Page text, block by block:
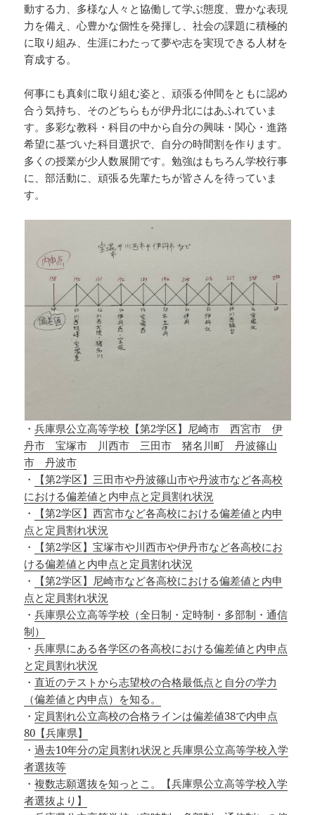
動する力、多様な人々と協働して学ぶ態度、豊かな表現
力を備え、心豊かな個性を発揮し、社会の課題に積極的
に取り組み、生涯にわたって夢や志を実現できる人材を
育成する。
何事にも真剣に取り組む姿と、頑張る仲間をともに認め
合う気持ち、そのどちらもが伊丹北にはあふれていま
す。多彩な教科・科目の中から自分の興味・関心・進路
希望に基づいた科目選択で、自分の時間割を作ります。
多くの授業が少人数展開です。勉強はもちろん学校行事
に、部活動に、頑張る先輩たちが皆さんを待っていま
す。
・兵庫県公立高等学校【第2学区】尼崎市 西宮市 伊
丹市 宝塚市 川西市 三田市 猪名川町 丹波篠山
市 丹波市
・
【第2学区】三田市や丹波篠山市や丹波市など各高校
における偏差値と内申点と定員割れ状況
・
【第2学区】西宮市など各高校における偏差値と内申
点と定員割れ状況
・
【第2学区】宝塚市や川西市や伊丹市など各高校にお
ける偏差値と内申点と定員割れ状況
・
【第2学区】尼崎市など各高校における偏差値と内申
点と定員割れ状況
・兵庫県公立高等学校（全日制・定時制・多部制・通信
制）
・兵庫県にある各学区の各高校における偏差値と内申点
と定員割れ状況
・直近のテストから志望校の合格最低点と自分の学力
（偏差値と内申点）を知る。
・ 定員割れ公立高校の合格ラインは偏差値38で内申点
80【兵庫県】
・過去10年分の定員割れ状況と兵庫県公立高等学校入学
者選抜等
・複数志願選抜を知っとこ。【兵庫県公立高等学校入学
者選抜より】